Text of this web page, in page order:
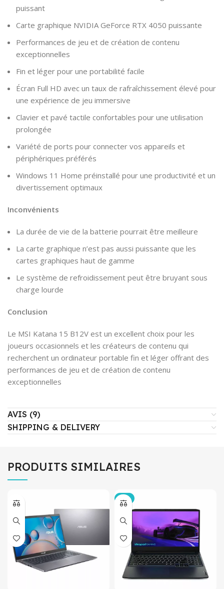
puissant
Carte graphique NVIDIA GeForce RTX 4050 puissante
Performances de jeu et de création de contenu
exceptionnelles
Fin et léger pour une portabilité facile
Écran Full HD avec un taux de rafraîchissement élevé pour
une expérience de jeu immersive
Clavier et pavé tactile confortables pour une utilisation
prolongée
Variété de ports pour connecter vos appareils et
périphériques préférés
Windows 11 Home préinstallé pour une productivité et un
divertissement optimaux
Inconvénients
La durée de vie de la batterie pourrait être meilleure
La carte graphique n’est pas aussi puissante que les
cartes graphiques haut de gamme
Le système de refroidissement peut être bruyant sous
charge lourde
Conclusion
Le MSI Katana 15 B12V est un excellent choix pour les
joueurs occasionnels et les créateurs de contenu qui
recherchent un ordinateur portable fin et léger offrant des
performances de jeu et de création de contenu
exceptionnelles
AVIS (9)
SHIPPING & DELIVERY
PRODUITS SIMILAIRES
-5%